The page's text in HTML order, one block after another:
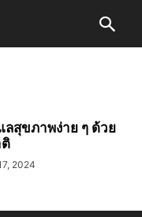
ลสุขภาพง่าย ๆ ด้วย
2024